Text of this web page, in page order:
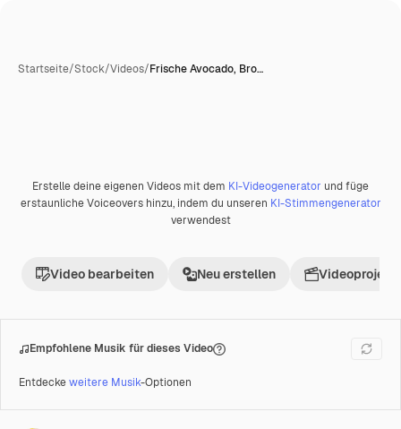
Startseite/Stock/Videos/Frische Avocado, Bro…
Premium
Erstelle deine eigenen Videos mit dem KI-Videogenerator und füge
erstaunliche Voiceovers hinzu, indem du unseren KI-Stimmengenerator
verwendest
Video bearbeiten Neu erstellen Videoprojekt
Empfohlene Musik für dieses Video
Entdeckeweitere Musik-Optionen